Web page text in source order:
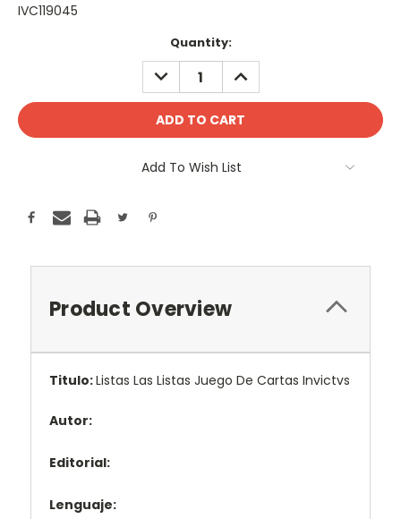
IVC119045
Quantity:
DECREASE
QUANTITY:
INCREASE
QUANTITY:
Add To Wish List
Product Overview
Titulo:Listas Las Listas Juego De Cartas Invictvs
Autor:
Editorial:
Lenguaje: